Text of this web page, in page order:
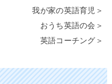
我が家の英語育児＞
おうち英語の会＞
英語コーチング＞